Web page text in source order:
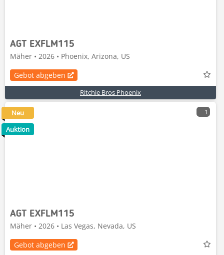
AGT EXFLM115
Mäher • 2026 • Phoenix, Arizona, US
Gebot abgeben
Ritchie Bros Phoenix
1
AGT EXFLM115
Mäher • 2026 • Las Vegas, Nevada, US
Gebot abgeben
Neu
Auktion